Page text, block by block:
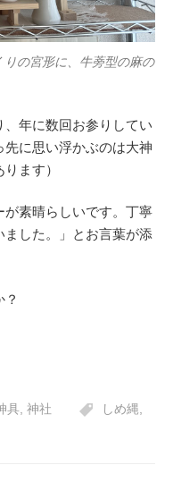
の宮形に、牛蒡型の麻の
年に数回お参りしてい
に思い浮かぶのは大神
ます）
が素晴らしいです。丁寧
した。」とお言葉が添
具, 神社 しめ縄,